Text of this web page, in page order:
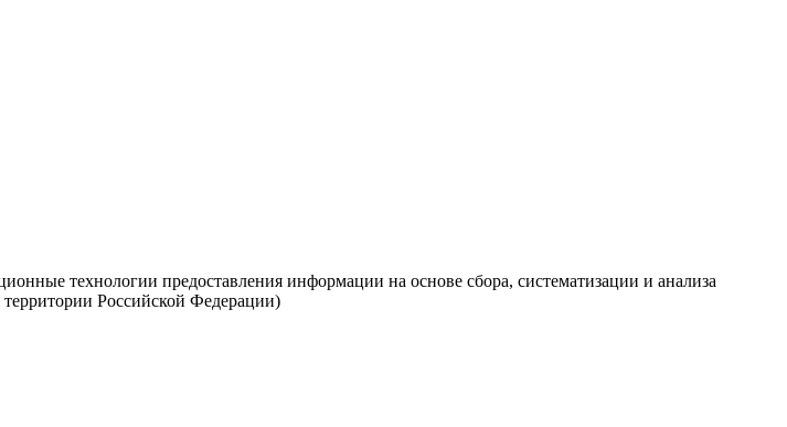
технологии предоставления информации на основе сбора, систематизации и анализа
Российской Федерации)